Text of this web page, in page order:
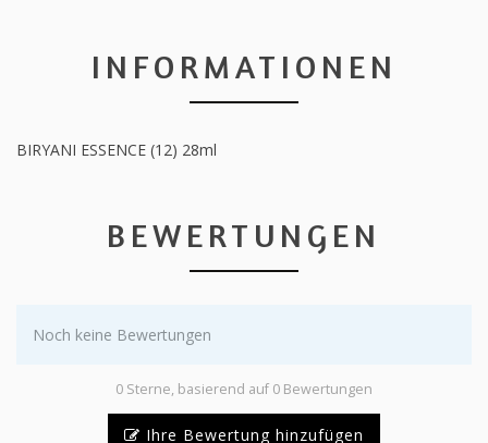
INFORMATIONEN
BIRYANI ESSENCE (12) 28ml
BEWERTUNGEN
Noch keine Bewertungen
0 Sterne, basierend auf 0 Bewertungen
Ihre Bewertung hinzufügen